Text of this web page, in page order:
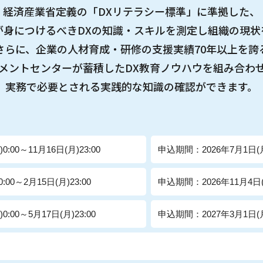
経済産業省定義の「DXリテラシー標準」に準拠した、
につけるべきDXの知識・スキルを測定し組織の現
らに、企業の人材育成・研修の支援実績70年以上を誇
ントセンターが蓄積したDX教育ノウハウを組み合わ
実務で必要とされる実践的な知識の確認ができます。
～11月16日(月)23:00 申込期間：2026年7月1日
～2月15日(月)23:00 申込期間：2026年11月4
～5月17日(月)23:00 申込期間：2027年3月1日